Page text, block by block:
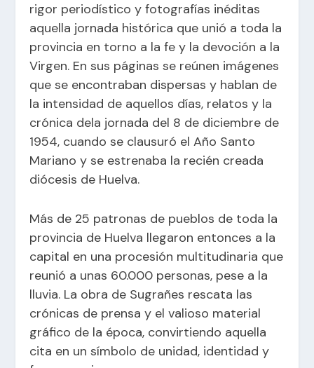
rigor periodístico y fotografías inéditas
aquella jornada histórica que unió a toda la
provincia en torno a la fe y la devoción a la
Virgen. En sus páginas se reúnen imágenes
que se encontraban dispersas y hablan de
la intensidad de aquellos días, relatos y la
crónica dela jornada del 8 de diciembre de
1954, cuando se clausuró el Año Santo
Mariano y se estrenaba la recién creada
diócesis de Huelva.
Más de 25 patronas de pueblos de toda la
provincia de Huelva llegaron entonces a la
capital en una procesión multitudinaria que
reunió a unas 60.000 personas, pese a la
lluvia. La obra de Sugrañes rescata las
crónicas de prensa y el valioso material
gráfico de la época, convirtiendo aquella
cita en un símbolo de unidad, identidad y